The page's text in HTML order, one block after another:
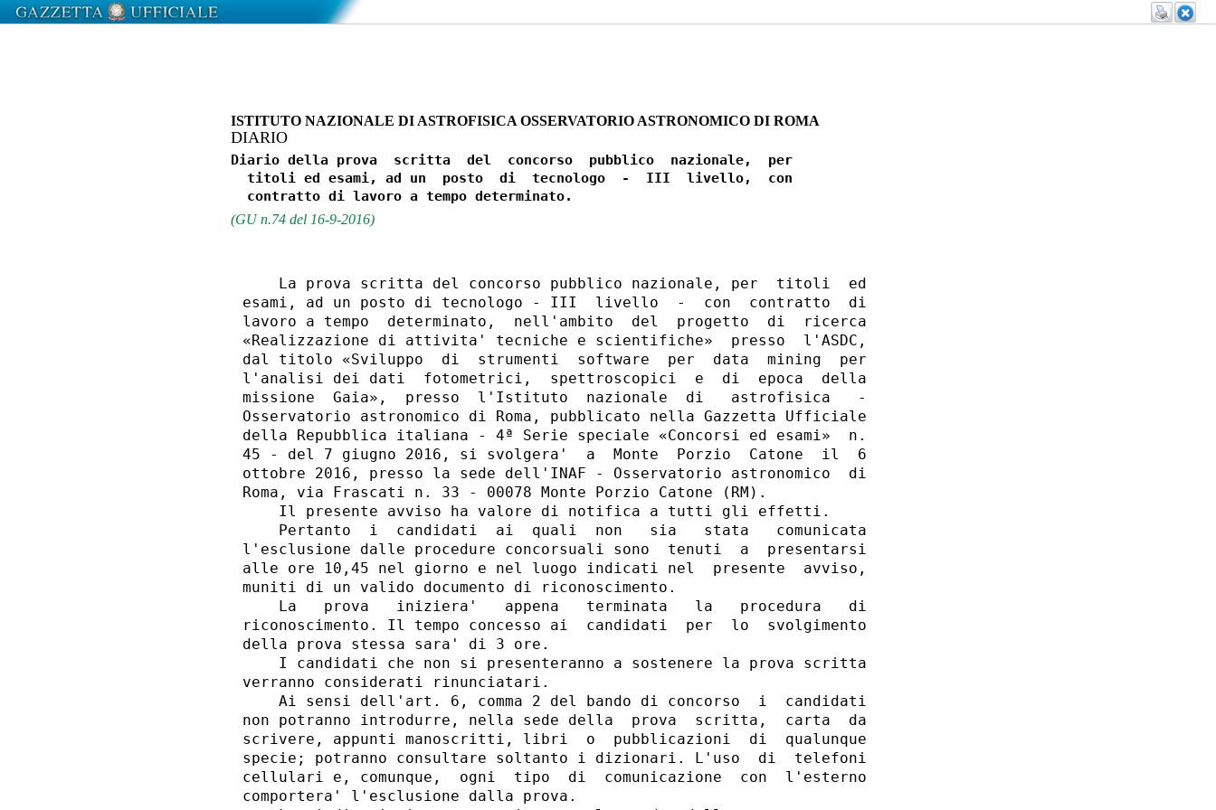
ISTITUTO NAZIONALE DI ASTROFISICA OSSERVATORIO ASTRONOMICO DI ROMA
DIARIO
Diario della prova  scritta  del  concorso  pubblico  nazionale,  per
  titoli ed esami, ad un  posto  di  tecnologo  -  III  livello,  con
(GU n.74 del 16-9-2016)
    La prova scritta del concorso pubblico nazionale, per  titoli  ed
esami, ad un posto di tecnologo - III  livello  -  con  contratto  di
lavoro a tempo  determinato,  nell'ambito  del  progetto  di  ricerca
«Realizzazione di attivita' tecniche e scientifiche»  presso  l'ASDC,
dal titolo «Sviluppo  di  strumenti  software  per  data  mining  per
l'analisi dei dati  fotometrici,  spettroscopici  e  di  epoca  della
missione  Gaia»,  presso  l'Istituto  nazionale  di   astrofisica   -
Osservatorio astronomico di Roma, pubblicato nella Gazzetta Ufficiale
della Repubblica italiana - 4ª Serie speciale «Concorsi ed esami»  n.
45 - del 7 giugno 2016, si svolgera'  a  Monte  Porzio  Catone  il  6
ottobre 2016, presso la sede dell'INAF - Osservatorio astronomico  di
Roma, via Frascati n. 33 - 00078 Monte Porzio Catone (RM).
    Il presente avviso ha valore di notifica a tutti gli effetti.
    Pertanto  i  candidati  ai  quali  non   sia   stata   comunicata
l'esclusione dalle procedure concorsuali sono  tenuti  a  presentarsi
alle ore 10,45 nel giorno e nel luogo indicati nel  presente  avviso,
muniti di un valido documento di riconoscimento.
    La   prova   iniziera'   appena   terminata   la   procedura   di
riconoscimento. Il tempo concesso ai  candidati  per  lo  svolgimento
della prova stessa sara' di 3 ore.
    I candidati che non si presenteranno a sostenere la prova scritta
verranno considerati rinunciatari.
    Ai sensi dell'art. 6, comma 2 del bando di concorso  i  candidati
non potranno introdurre, nella sede della  prova  scritta,  carta  da
scrivere, appunti manoscritti, libri  o  pubblicazioni  di  qualunque
specie; potranno consultare soltanto i dizionari. L'uso  di  telefoni
cellulari e, comunque,  ogni  tipo  di  comunicazione  con  l'esterno
comportera' l'esclusione dalla prova.